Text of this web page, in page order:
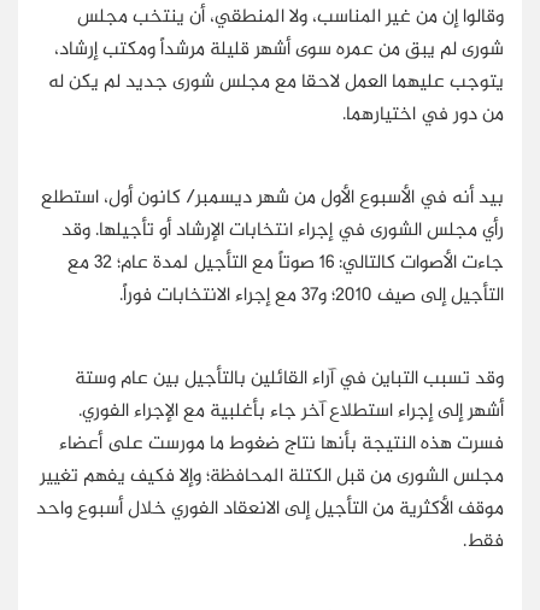
وقالوا إن من غير المناسب، ولا المنطقي، أن ينتخب مجلس
شورى لم يبق من عمره سوى أشهر قليلة مرشداً ومكتب إرشاد،
يتوجب عليهما العمل لاحقا مع مجلس شورى جديد لم يكن له
من دور في اختيارهما.
بيد أنه في الأسبوع الأول من شهر ديسمبر/ كانون أول، استطلع
رأي مجلس الشورى في إجراء انتخابات الإرشاد أو تأجيلها. وقد
جاءت الأصوات كالتالي: 16 صوتاً مع التأجيل لمدة عام؛ 32 مع
التأجيل إلى صيف 2010؛ و37 مع إجراء الانتخابات فوراً.
وقد تسبب التباين في آراء القائلين بالتأجيل بين عام وستة
أشهر إلى إجراء استطلاع آخر جاء بأغلبية مع الإجراء الفوري.
فسرت هذه النتيجة بأنها نتاج ضغوط ما مورست على أعضاء
مجلس الشورى من قبل الكتلة المحافظة؛ وإلا فكيف يفهم تغيير
موقف الأكثرية من التأجيل إلى الانعقاد الفوري خلال أسبوع واحد
فقط.